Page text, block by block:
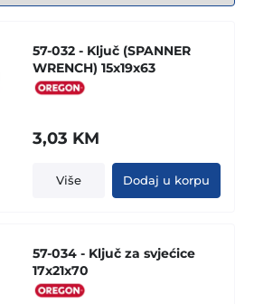
57-032 - Ključ (SPANNER
WRENCH) 15x19x63
3,03 KM
Više Dodaj u korpu
57-034 - Ključ za svjećice
17x21x70